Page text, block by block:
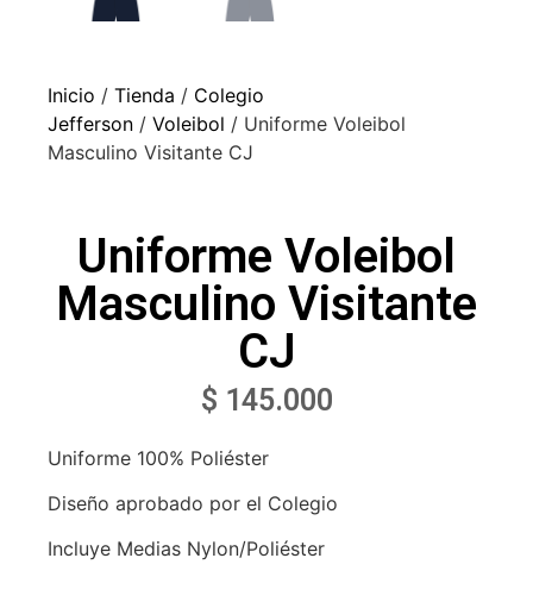
Inicio / Tienda / Colegio
Jefferson / Voleibol / Uniforme Voleibol
Masculino Visitante CJ
Uniforme Voleibol
Masculino Visitante
CJ
$ 145.000
Uniforme 100% Poliéster
Diseño aprobado por el Colegio
Incluye Medias Nylon/Poliéster